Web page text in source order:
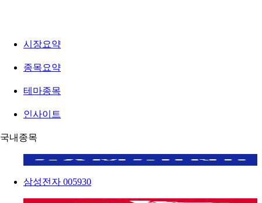
시장요약
종목요약
테마종목
인사이트
국내종목
삼성전자 005930